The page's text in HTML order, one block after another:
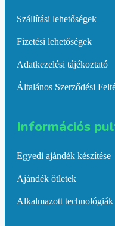
Szállítási lehetőségek
Fizetési lehetőségek
Adatkezelési tájékoztató
Általános Szerződési
Információs
Egyedi ajándék készítése
Ajándék ötletek
Alkalmazott technológiák